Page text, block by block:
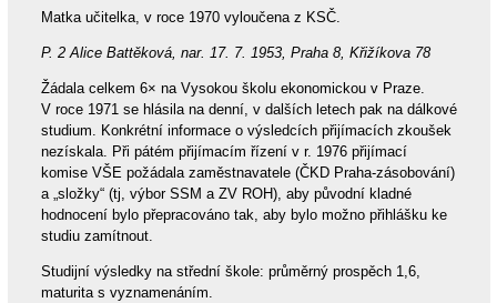
Matka učitelka, v roce 1970 vyloučena z KSČ.
P. 2 Alice Battěková, nar. 17. 7. 1953, Praha 8, Křižíkova 78
Žádala celkem 6× na Vysokou školu ekonomickou v Praze.
V roce 1971 se hlásila na denní, v dalších letech pak na dálkové
studium. Konkrétní informace o výsledcích přijímacích zkoušek
nezískala. Při pátém přijímacím řízení v r. 1976 přijímací
komise VŠE požádala zaměstnavatele (ČKD Praha-zásobování)
a „složky“ (tj, výbor SSM a ZV ROH), aby původní kladné
hodnocení bylo přepracováno tak, aby bylo možno přihlášku ke
studiu zamítnout.
Studijní výsledky na střední škole: průměrný prospěch 1,6,
maturita s vyznamenáním.